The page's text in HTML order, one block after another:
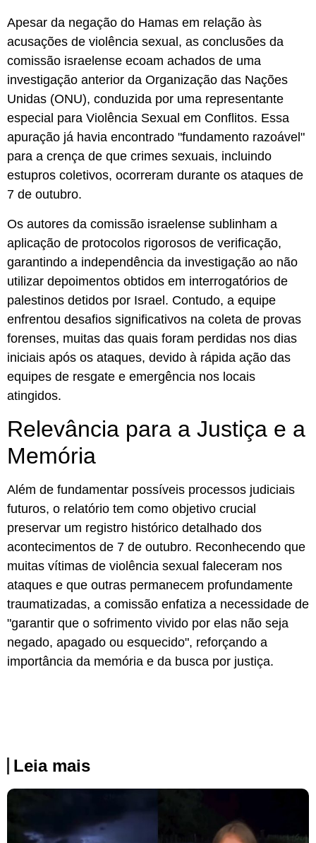
Apesar da negação do Hamas em relação às
acusações de violência sexual, as conclusões da
comissão israelense ecoam achados de uma
investigação anterior da Organização das Nações
Unidas (ONU), conduzida por uma representante
especial para Violência Sexual em Conflitos. Essa
apuração já havia encontrado "fundamento razoável"
para a crença de que crimes sexuais, incluindo
estupros coletivos, ocorreram durante os ataques de
7 de outubro.
Os autores da comissão israelense sublinham a
aplicação de protocolos rigorosos de verificação,
garantindo a independência da investigação ao não
utilizar depoimentos obtidos em interrogatórios de
palestinos detidos por Israel. Contudo, a equipe
enfrentou desafios significativos na coleta de provas
forenses, muitas das quais foram perdidas nos dias
iniciais após os ataques, devido à rápida ação das
equipes de resgate e emergência nos locais
atingidos.
Relevância para a Justiça e a
Memória
Além de fundamentar possíveis processos judiciais
futuros, o relatório tem como objetivo crucial
preservar um registro histórico detalhado dos
acontecimentos de 7 de outubro. Reconhecendo que
muitas vítimas de violência sexual faleceram nos
ataques e que outras permanecem profundamente
traumatizadas, a comissão enfatiza a necessidade de
"garantir que o sofrimento vivido por elas não seja
negado, apagado ou esquecido", reforçando a
importância da memória e da busca por justiça.
Leia mais